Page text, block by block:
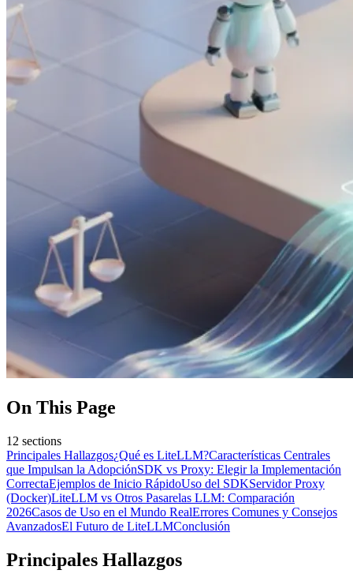
On This Page
12 sections
Principales Hallazgos¿Qué es LiteLLM?Características Centrales
que Impulsan la AdopciónSDK vs Proxy: Elegir la Implementación
CorrectaEjemplos de Inicio RápidoUso del SDKServidor Proxy
(Docker)LiteLLM vs Otros Pasarelas LLM: Comparación
2026Casos de Uso en el Mundo RealErrores Comunes y Consejos
AvanzadosEl Futuro de LiteLLMConclusión
Principales Hallazgos